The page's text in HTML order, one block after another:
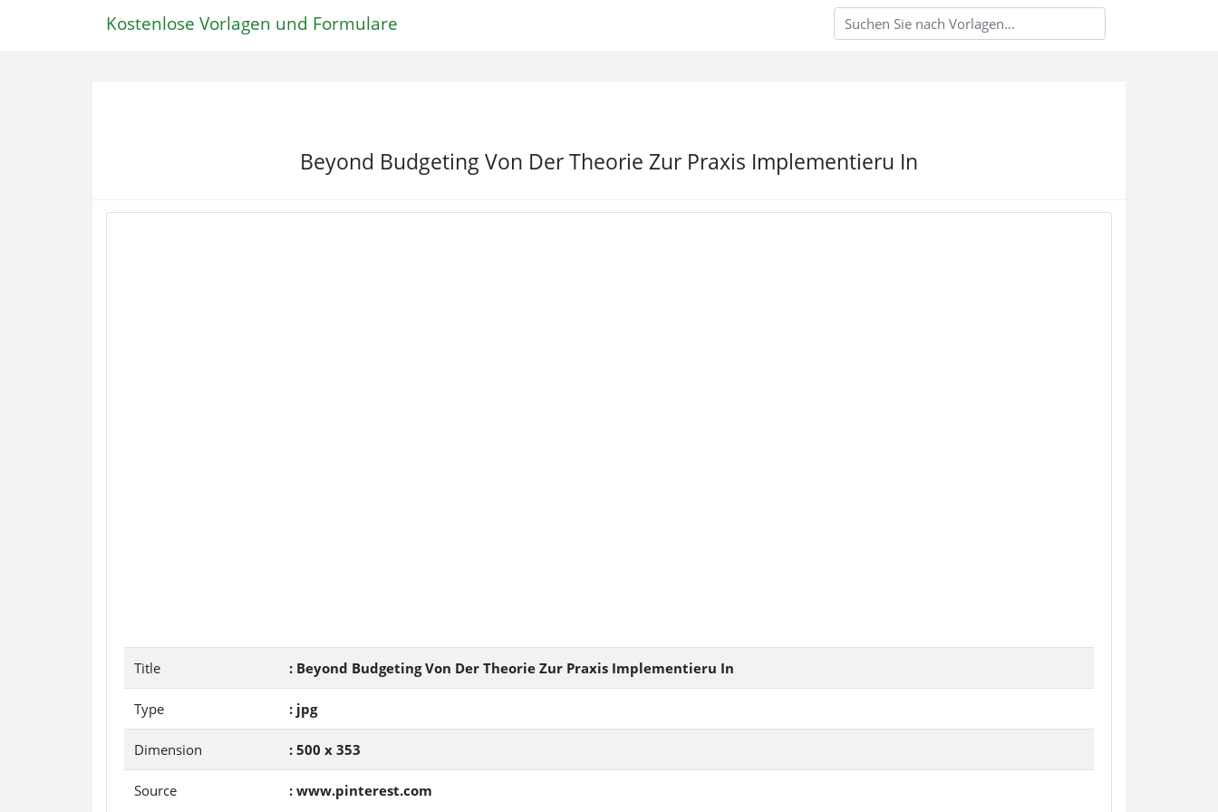
Kostenlose Vorlagen und Formulare
Beyond Budgeting Von Der Theorie Zur Praxis Implementieru In
Title : Beyond Budgeting Von Der Theorie Zur Praxis Implementieru In
Type : jpg
Dimension : 500 x 353
Source : www.pinterest.com